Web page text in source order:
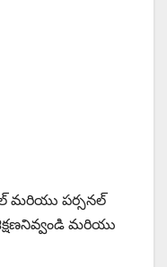
మరియు పర్సనల్
మరియు